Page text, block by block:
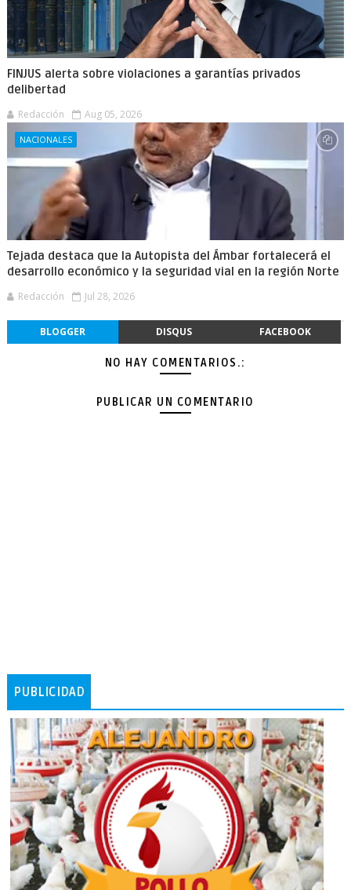
FINJUS alerta sobre violaciones a garantías privados
delibertad
Redacción Aug 05, 2026
NACIONALES
Tejada destaca que la Autopista del Ámbar fortalecerá el
desarrollo económico y la seguridad vial en la región Norte
Redacción Jul 28, 2026
BLOGGER DISQUS FACEBOOK
NO HAY COMENTARIOS.:
PUBLICAR UN COMENTARIO
PUBLICIDAD